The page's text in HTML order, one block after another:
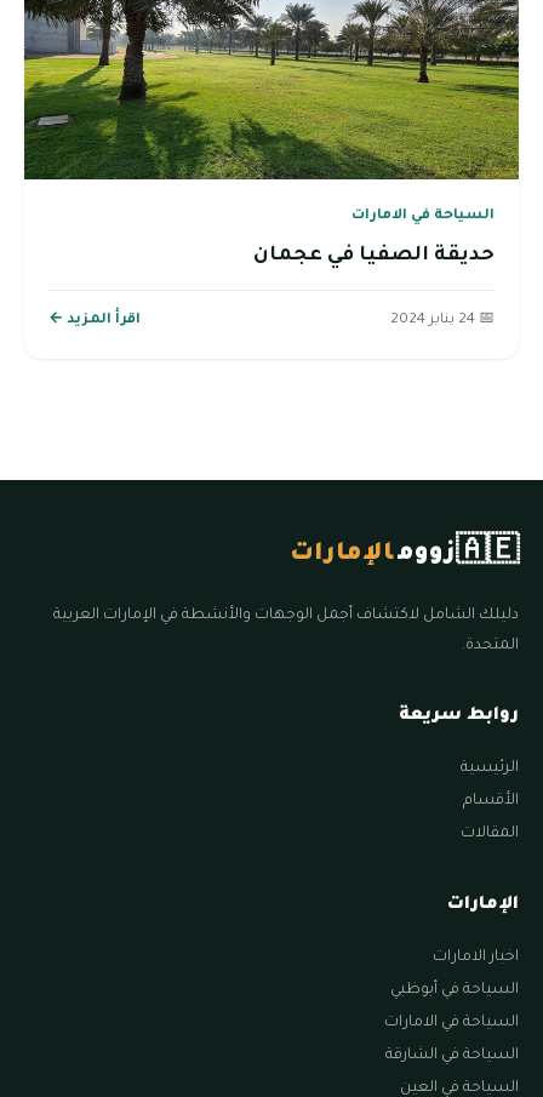
السياحة في الامارات
حديقة الصفيا في عجمان
📅 24 يناير 2024 اقرأ المزيد ←
🇦🇪زوومالإمارات
دليلك الشامل لاكتشاف أجمل الوجهات والأنشطة في الإمارات العربية
المتحدة.
روابط سريعة
الرئيسية
الأقسام
المقالات
الإمارات
اخبار الامارات
السياحة في أبوظبي
السياحة في الامارات
السياحة في الشارقة
السياحة في العين